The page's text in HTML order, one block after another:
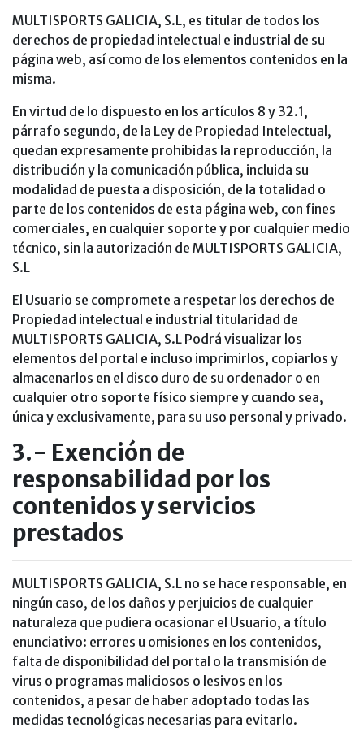
MULTISPORTS GALICIA, S.L, es titular de todos los
derechos de propiedad intelectual e industrial de su
página web, así como de los elementos contenidos en la
misma.
En virtud de lo dispuesto en los artículos 8 y 32.1,
párrafo segundo, de la Ley de Propiedad Intelectual,
quedan expresamente prohibidas la reproducción, la
distribución y la comunicación pública, incluida su
modalidad de puesta a disposición, de la totalidad o
parte de los contenidos de esta página web, con fines
comerciales, en cualquier soporte y por cualquier medio
técnico, sin la autorización de MULTISPORTS GALICIA,
S.L
El Usuario se compromete a respetar los derechos de
Propiedad intelectual e industrial titularidad de
MULTISPORTS GALICIA, S.L Podrá visualizar los
elementos del portal e incluso imprimirlos, copiarlos y
almacenarlos en el disco duro de su ordenador o en
cualquier otro soporte físico siempre y cuando sea,
única y exclusivamente, para su uso personal y privado.
3.- Exención de
responsabilidad por los
contenidos y servicios
prestados
MULTISPORTS GALICIA, S.L no se hace responsable, en
ningún caso, de los daños y perjuicios de cualquier
naturaleza que pudiera ocasionar el Usuario, a título
enunciativo: errores u omisiones en los contenidos,
falta de disponibilidad del portal o la transmisión de
virus o programas maliciosos o lesivos en los
contenidos, a pesar de haber adoptado todas las
medidas tecnológicas necesarias para evitarlo.